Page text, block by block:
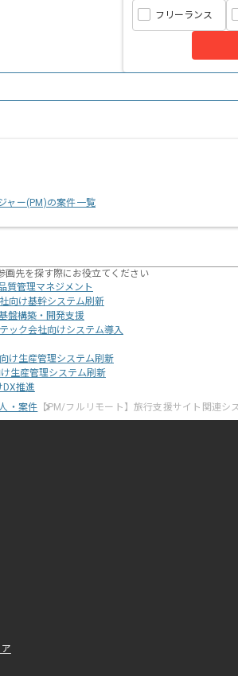
フリーランス
ャー(PM)の案件一覧
画先を探す際にお役立てください
質管理マネジメント
向け基幹システム刷新
盤構築・開発支援
ック会社向けシステム導入
け生産管理システム刷新
け生産管理システム刷新
DX推進
・案件 【PM/フルリモート】旅行支援サイト関連シ